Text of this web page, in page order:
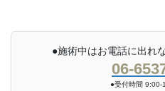
●施術中はお電話に出れ
06-
●受付時間 9:00-